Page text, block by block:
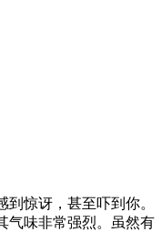
惊讶，甚至吓到你。
气味非常强烈。虽然有